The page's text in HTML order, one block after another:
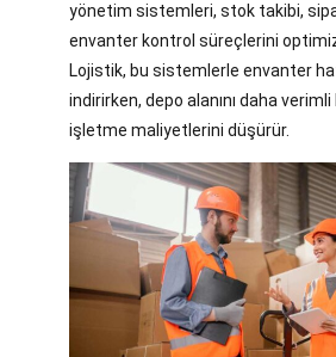
yönetim sistemleri, stok takibi,
envanter kontrol süreçlerini
Lojistik, bu sistemlerle envanter
indirirken, depo alanını daha
işletme maliyetlerini düşürür.